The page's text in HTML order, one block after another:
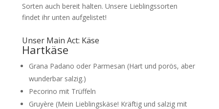
Sorten auch bereit halten. Unsere Lieblingssorten
findet ihr unten aufgelistet!
Unser Main Act: Käse
Hartkäse
Grana Padano oder Parmesan (Hart und porös, aber
wunderbar salzig.)
Pecorino mit Trüffeln
Gruyère (Mein Lieblingskäse! Kräftig und salzig mit